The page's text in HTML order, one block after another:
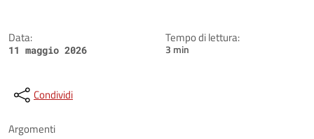
Data:
11 maggio 2026
Tempo di lettura:
3 min
Condividi
Argomenti